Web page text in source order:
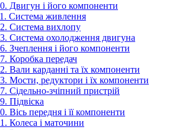
Двигун і його компоненти
Система живлення
Система вихлопу
Система охолодження двигуна
Зчеплення і його компоненти
Коробка передач
Вали карданні та їх компоненти
Мости, редуктори і їх компоненти
Сідельно-зчіпний пристрій
Підвіска
Вісь передня і її компоненти
Колеса і маточини